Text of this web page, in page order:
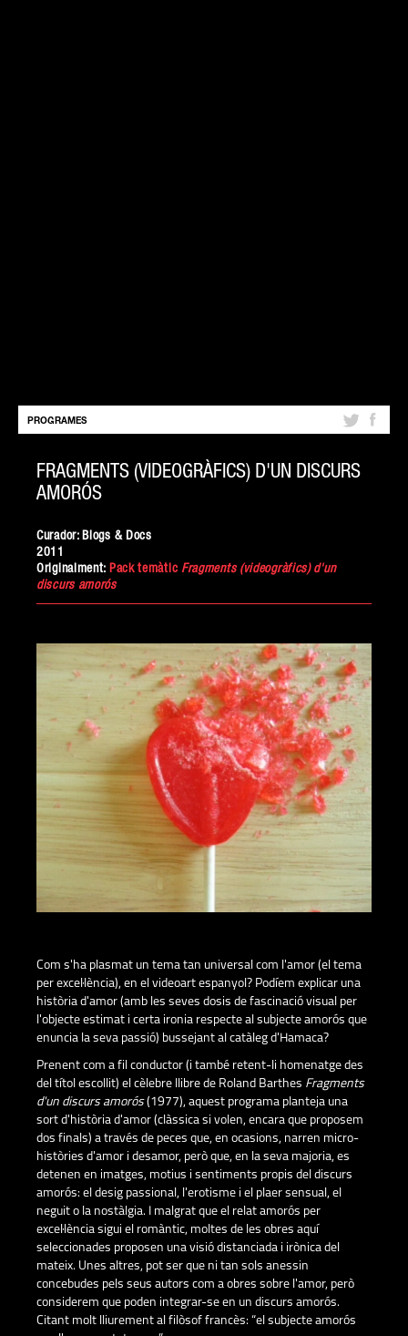
PROGRAMES
FRAGMENTS (VIDEOGRÀFICS) D'UN DISCURS
AMORÓS
Curador:Blogs & Docs
2011
Originalment: Pack temàtic Fragments (videogràfics) d'un
discurs amorós
Com s'ha plasmat un tema tan universal com l'amor (el tema
per excel·lència), en el videoart espanyol? Podíem explicar una
història d'amor (amb les seves dosis de fascinació visual per
l'objecte estimat i certa ironia respecte al subjecte amorós que
enuncia la seva passió) bussejant al catàleg d'Hamaca?
Prenent com a fil conductor (i també retent-li homenatge des
del títol escollit) el cèlebre llibre de Roland Barthes Fragments
d'un discurs amorós(1977), aquest programa planteja una
sort d'història d'amor (clàssica si volen, encara que proposem
dos finals) a través de peces que, en ocasions, narren micro-
històries d'amor i desamor, però que, en la seva majoria, es
detenen en imatges, motius i sentiments propis del discurs
amorós: el desig passional, l'erotisme i el plaer sensual, el
neguit o la nostàlgia. I malgrat que el relat amorós per
excel·lència sigui el romàntic, moltes de les obres aquí
seleccionades proposen una visió distanciada i irònica del
mateix. Unes altres, pot ser que ni tan sols anessin
concebudes pels seus autors com a obres sobre l'amor, però
considerem que poden integrar-se en un discurs amorós.
Citant molt lliurement al filòsof francès: “el subjecte amorós